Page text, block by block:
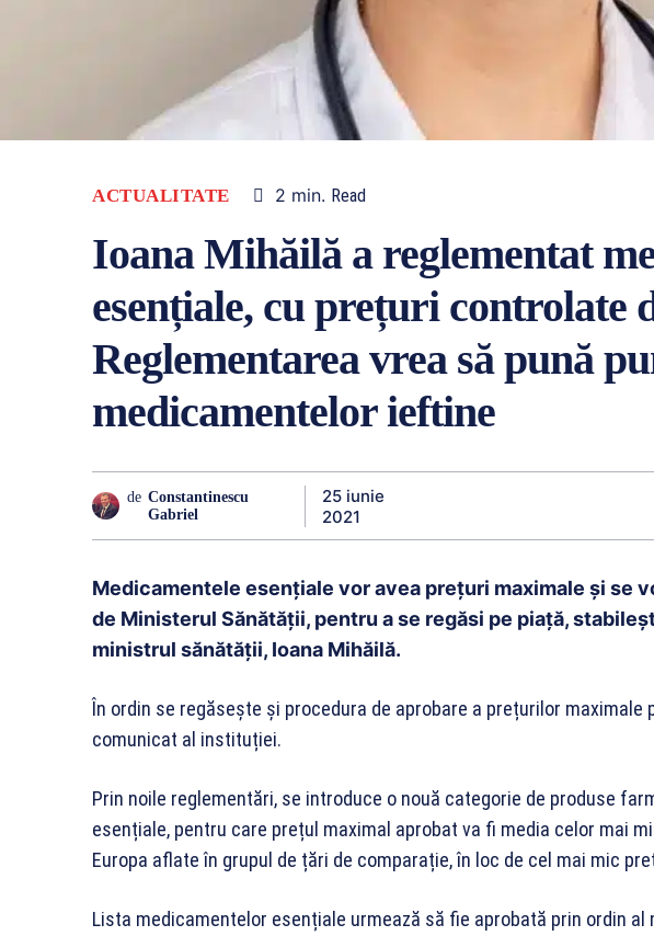
ACTUALITATE 2 min. Read
Ioana Mihăilă a reglementat
esențiale, cu prețuri controlate
Reglementarea vrea să pună
medicamentelor ieftine
de Constantinescu
Gabriel
25 iunie
2021
Medicamentele esențiale vor avea prețuri maximale și se
de Ministerul Sănătății, pentru a se regăsi pe piață,
ministrul sănătății, Ioana Mihăilă.
În ordin se regăsește și procedura de aprobare a prețurilor
comunicat al instituției.
Prin noile reglementări, se introduce o nouă categorie de produse
esențiale, pentru care prețul maximal aprobat va fi media celor mai
Europa aflate în grupul de țări de comparație, în loc de cel mai mic
Lista medicamentelor esențiale urmează să fie aprobată prin ordin